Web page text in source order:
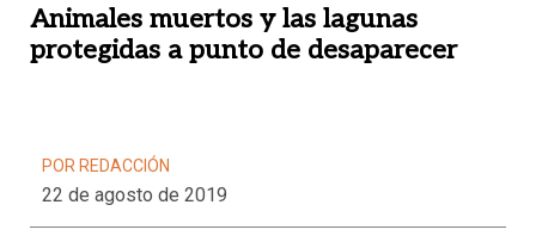
Animales muertos y las lagunas
protegidas a punto de desaparecer
POR REDACCIÓN
22 de agosto de 2019